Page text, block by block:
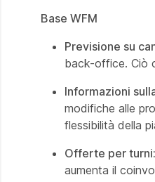
Base WFM
Previsione su
back-office. Ciò
Informazioni
modifiche alle
flessibilità della
Offerte per turni:
aumenta il